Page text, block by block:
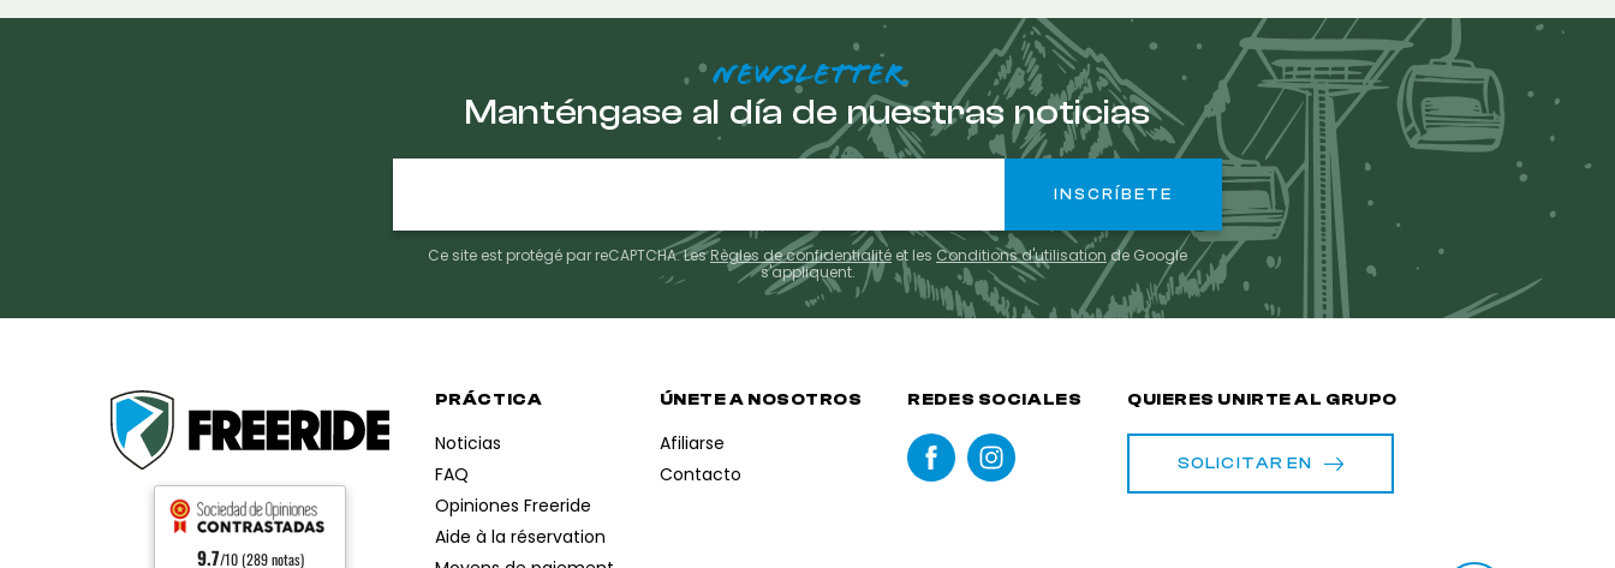
NEWSLETTER
Manténgase al día de nuestras noticias
Ce site est protégé par reCAPTCHA. LesRègles de confidentialité et les Conditions d'utilisation de Google
s'appliquent.
9.7/10 (289 notas)
PRÁCTICA
Noticias
FAQ
Opiniones Freeride
Aide à la réservation
ÚNETE A NOSOTROS
Afiliarse
Contacto
REDES SOCIALES QUIERES UNIRTE AL GRUPO
SOLICITAR EN